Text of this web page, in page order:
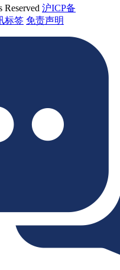
沪ICP备
标签 免责声明